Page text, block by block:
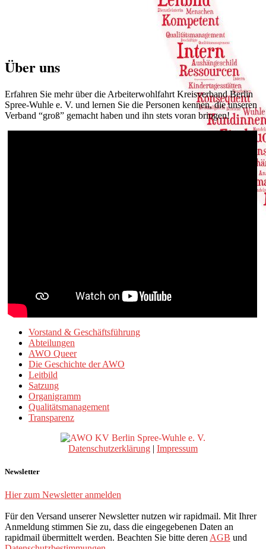
Über uns
Erfahren Sie mehr über die Arbeiterwohlfahrt Kreisverband Berlin
Spree-Wuhle e. V. und lernen Sie die Personen kennen, die unseren
Verband “groß” gemacht haben und ihn stets voran bringen!
Vorstand & Geschäftsführung
Abteilungen
AWO Queer
Die Geschichte der AWO
Leitbild
Satzung
Organigramm
Qualitätsmanagement
Transparenz
Datenschutzerklärung | Impressum
Newsletter
Hier zum Newsletter anmelden
Für den Versand unserer Newsletter nutzen wir rapidmail. Mit Ihrer
Anmeldung stimmen Sie zu, dass die eingegebenen Daten an
rapidmail übermittelt werden. Beachten Sie bitte deren AGB und